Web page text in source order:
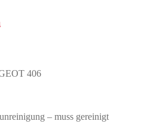
406
– muss gereinigt